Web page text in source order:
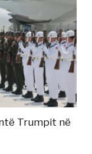
Trumpit në